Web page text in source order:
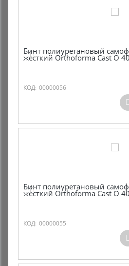
Бинт полиуретановый
жесткий Orthoforma Cast O
КОД: 00000056
Бинт полиуретановый
жесткий Orthoforma Cast O
КОД: 00000055